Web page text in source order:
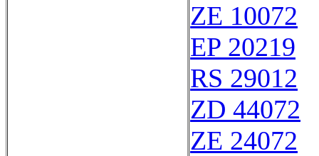
ZE 10072
EP 20219
RS 29012
ZD 44072
ZE 24072